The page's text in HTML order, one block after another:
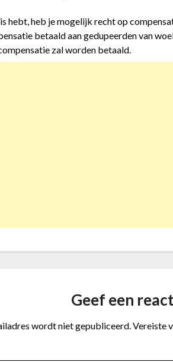
hebt, heb je mogelijk recht op
betaald aan gedupeerden van
zal worden betaald.
Geef een
wordt niet gepubliceerd.Vereiste